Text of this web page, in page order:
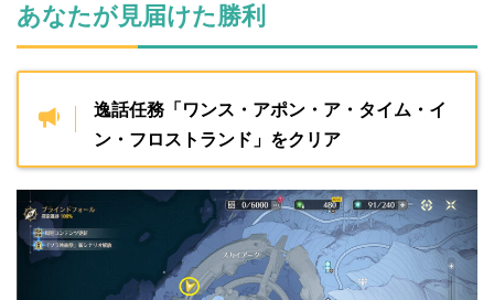
あなたが見届けた勝利
逸話任務「ワンス・アポン・ア・タイム・イ
ン・フロストランド」をクリア